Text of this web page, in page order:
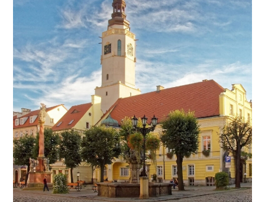
Śląsk
–
proponujemy
5
miejsc